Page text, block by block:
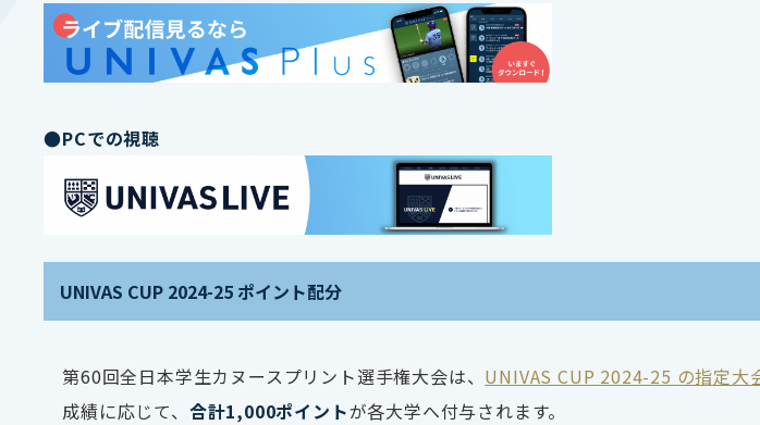
●PCでの視聴
UNIVAS CUP 2024-25 ポイント配分
第60回全日本学生カヌースプリント選手権大会は、 UNIVAS CUP 2024-25 の指定大
成績に応じて、 合計1,000ポイントが各大学へ付与されます。